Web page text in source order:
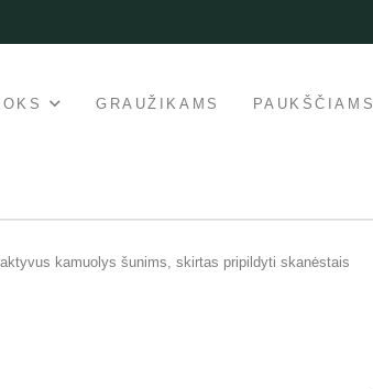
GRAUŽIKAMS PAUKŠČIAMS
kamuolys šunims, skirtas pripildyti skanėstais